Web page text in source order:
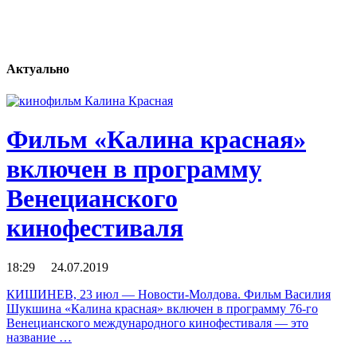
Актуально
Фильм «Калина красная»
включен в программу
Венецианского
кинофестиваля
18:29 24.07.2019
КИШИНЕВ, 23 июл — Новости-Молдова. Фильм Василия
Шукшина «Калина красная» включен в программу 76-го
Венецианского международного кинофестиваля — это
название …